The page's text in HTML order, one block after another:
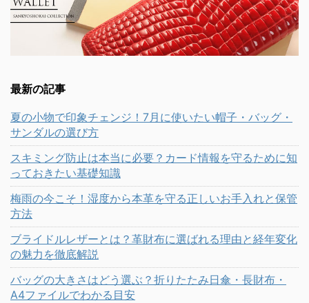
最新の記事
夏の小物で印象チェンジ！7月に使いたい帽子・バッグ・
サンダルの選び方
スキミング防止は本当に必要？カード情報を守るために知
っておきたい基礎知識
梅雨の今こそ！湿度から本革を守る正しいお手入れと保管
方法
ブライドルレザーとは？革財布に選ばれる理由と経年変化
の魅力を徹底解説
バッグの大きさはどう選ぶ？折りたたみ日傘・長財布・
A4ファイルでわかる目安